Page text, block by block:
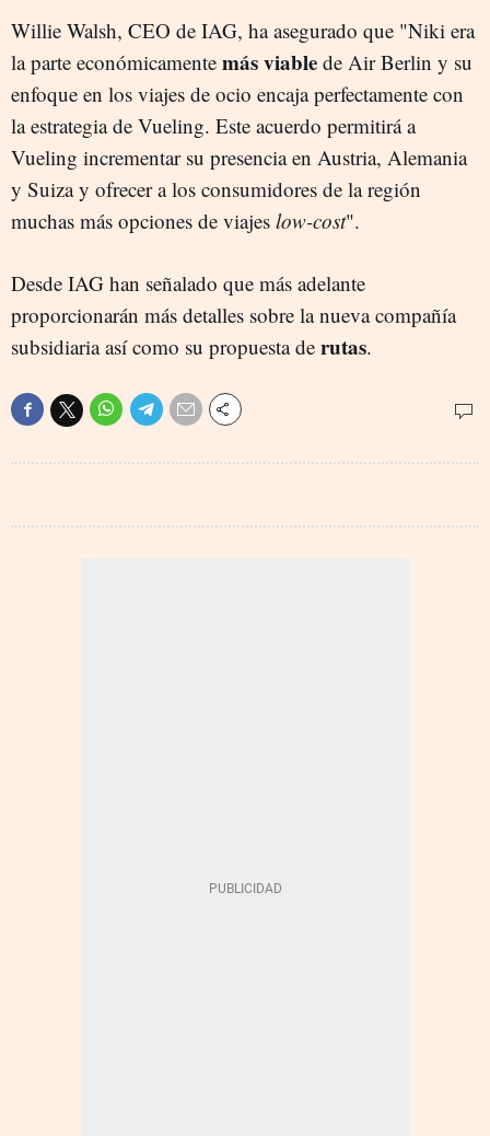
Willie Walsh, CEO de IAG, ha asegurado que "Niki era
la parte económicamente más viable de Air Berlin y su
enfoque en los viajes de ocio encaja perfectamente con
la estrategia de Vueling. Este acuerdo permitirá a
Vueling incrementar su presencia en Austria, Alemania
y Suiza y ofrecer a los consumidores de la región
muchas más opciones de viajes low-cost".
Desde IAG han señalado que más adelante
proporcionarán más detalles sobre la nueva compañía
subsidiaria así como su propuesta de rutas.